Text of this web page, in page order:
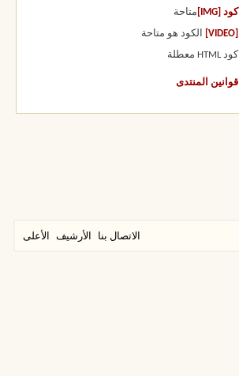
كود [IMG] متاحة
الكود هو متاحة
كود HTML معطلة
قوانين المنتدى
الاتصال بنا الأرشيف الأعلى